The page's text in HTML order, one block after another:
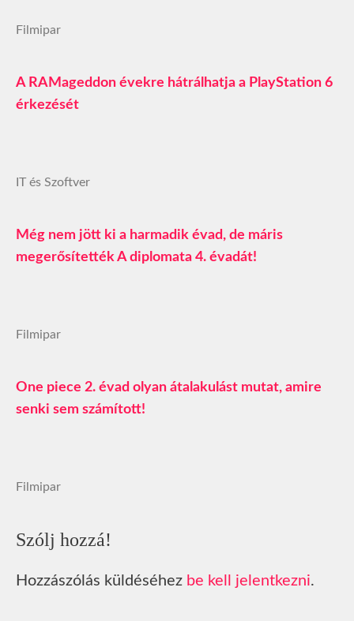
Filmipar
A RAMageddon évekre hátrálhatja a PlayStation 6
érkezését
IT és Szoftver
Még nem jött ki a harmadik évad, de máris
megerősítették A diplomata 4. évadát!
Filmipar
One piece 2. évad olyan átalakulást mutat, amire
senki sem számított!
Filmipar
Szólj hozzá!
Hozzászólás küldéséhez be kell jelentkezni.